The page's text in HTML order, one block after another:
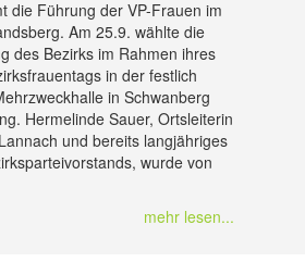
die Führung der VP-Frauen im
Am 25.9. wählte die
des Bezirks im Rahmen ihres
in der festlich
in Schwanberg
Hermelinde Sauer, Ortsleiterin
und bereits langjähriges
wurde von
mehr lesen...